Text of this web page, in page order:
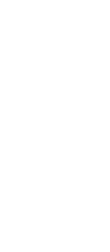
naar
onze
touch
je niet
toe aan je
dat jouw
van
breisters onder